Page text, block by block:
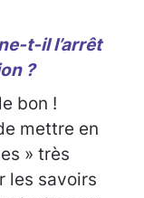
t-il l’arrêt
?
bon !
mettre en
» très
les savoirs